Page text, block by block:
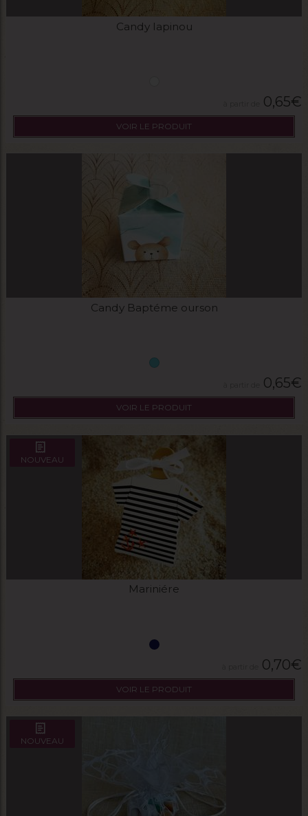
Candy lapinou
0,65€
VOIR LE PRODUIT
Candy Baptéme ourson
0,65€
VOIR LE PRODUIT
NOUVEAU
Mariniére
0,70€
VOIR LE PRODUIT
NOUVEAU